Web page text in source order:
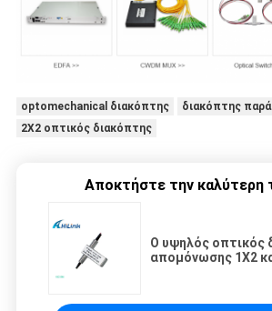
optomechanical διακόπτης
διακόπτης
2X2 οπτικός διακόπτης
Αποκτήστε την καλύτερη
Ο υψηλός οπτικός
απομόνωσης 1X2
εξουσιοδότησης